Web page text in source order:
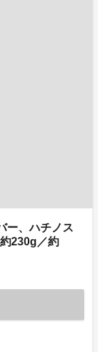
ー、ハチノス
230g／約